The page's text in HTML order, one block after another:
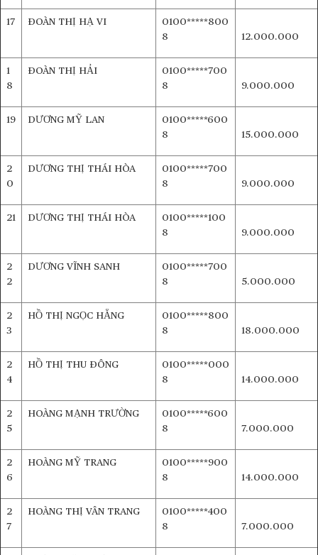
17 ĐOÀN THỊ HẠ VI
0100*****800
8
12.000.000
1
8
ĐOÀN THỊ HẢI
0100*****700
8
9.000.000
19 DƯƠNG MỸ LAN
0100*****600
8
15.000.000
2
0
DƯƠNG THỊ THÁI HÒA
0100*****700
8
9.000.000
21 DƯƠNG THỊ THÁI HÒA
0100*****100
8
9.000.000
2
2
DƯƠNG VĨNH SANH
0100*****700
8
5.000.000
2
3
HỒ THỊ NGỌC HẰNG
0100*****800
8
18.000.000
2
4
HỒ THỊ THU ĐÔNG
0100*****000
8
14.000.000
2
5
HOÀNG MẠNH TRƯỜNG
0100*****600
8
7.000.000
2
6
HOÀNG MỸ TRANG
0100*****900
8
14.000.000
2
7
HOÀNG THỊ VÂN TRANG
0100*****400
8
7.000.000